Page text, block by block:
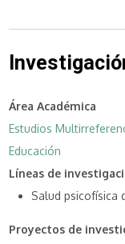
Área Académica
Estudios
Educación
Líneas de
Salud psicofísica
Proyectos de